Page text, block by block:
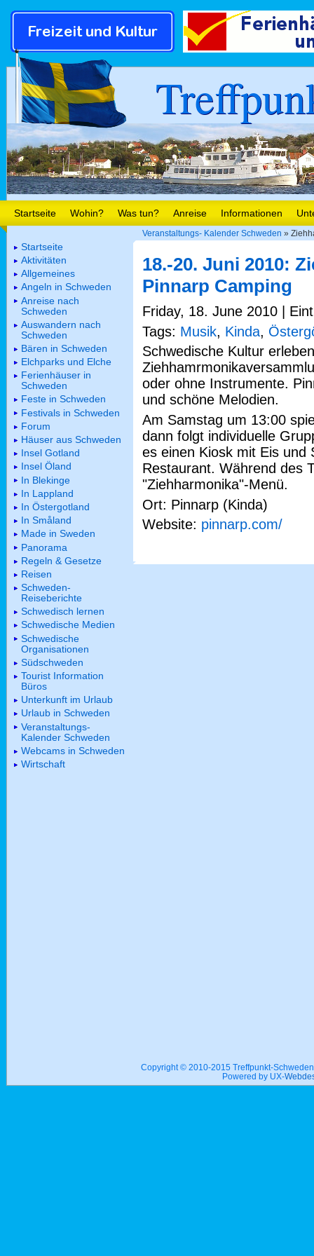
Startseite Wohin? Was tun? Anreise Informationen
Veranstaltungs- Kalender Schweden »
18.-20. Juni 2010:
Pinnarp Camping
Friday, 18. June 2010 |
Tags: Musik, Kinda,
Schwedische Kultur
oder ohne Instrumente.
und schöne Melodien.
Am Samstag um 13:00
dann folgt individuelle
es einen Kiosk mit Eis und
Restaurant. Während des
"Ziehharmonika"-Menü.
Ort: Pinnarp (Kinda)
Website: pinnarp.com/
Startseite
Aktivitäten
Allgemeines
Angeln in Schweden
Anreise nach
Schweden
Auswandern nach
Schweden
Bären in Schweden
Elchparks und Elche
Ferienhäuser in
Schweden
Feste in Schweden
Festivals in Schweden
Forum
Häuser aus Schweden
Insel Gotland
Insel Öland
In Blekinge
In Lappland
In Östergotland
In Småland
Made in Sweden
Panorama
Regeln & Gesetze
Reisen
Schweden-
Reiseberichte
Schwedisch lernen
Schwedische Medien
Schwedische
Organisationen
Südschweden
Tourist Information
Büros
Unterkunft im Urlaub
Urlaub in Schweden
Veranstaltungs-
Kalender Schweden
Webcams in Schweden
Wirtschaft
Copyright © 2010-2015 Treffpunkt-
Powered by UX-